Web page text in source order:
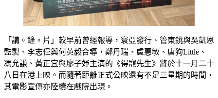
「講。鏟。片」較早前曾經報導，寰亞發行、管東銚與吳凱恩
監製、李志偉與何英毅合導，鄭丹瑞、盧惠敏、唐狗Little、
馮允謙、黃正宜與廖子妤主演的《得寵先生》將於十一月二十
八日在港上映。而隨著距離正式公映還有不足三星期的時間，
其電影宣傳亦陸續在戲院出現。